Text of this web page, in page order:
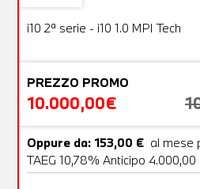
OFFERTA
i10 2ª serie - i10 1.0 MPI Tech
PREZZO PROMO
10.000,00€
Oppure da: 153,00 € al mese
TAEG 10,78% Anticipo 4.000,00